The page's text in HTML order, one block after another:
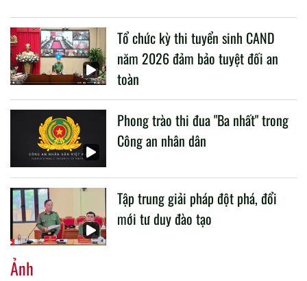
liên quan đến công tác giáo dục và đào tạo của lực lượng
CAND.
Tổ chức kỳ thi tuyển sinh CAND
năm 2026 đảm bảo tuyệt đối an
toàn
Phong trào thi đua "Ba nhất" trong
Công an nhân dân
Tập trung giải pháp đột phá, đổi
mới tư duy đào tạo
Ảnh